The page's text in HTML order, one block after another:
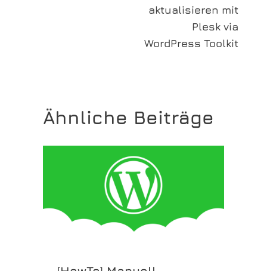
aktualisieren mit
Plesk via
WordPress Toolkit
Ähnliche Beiträge